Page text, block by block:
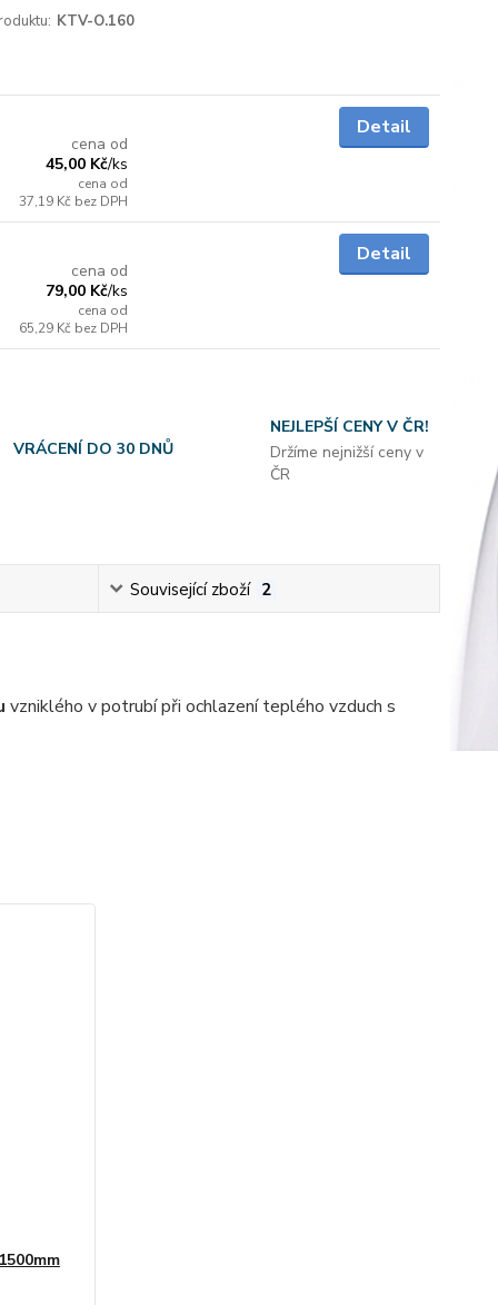
KTV-O.160
cena od
45,00 Kč/ks
cena od
37,19 Kč bez DPH
Detail
cena od
79,00 Kč/ks
cena od
65,29 Kč bez DPH
Detail
VRÁCENÍ DO 30 DNŮ
NEJLEPŠÍ CENY V ČR!
Držíme nejnižší ceny v
ČR
Související zboží 2
vzniklého v potrubí při ochlazení teplého vzduch s